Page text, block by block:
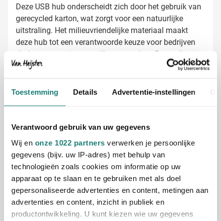
Toestemming Details Advertentie-instellingen
Verantwoord gebruik van uw gegevens
Wij en onze 1022 partners verwerken je persoonlijke
gegevens (bijv. uw IP-adres) met behulp van
technologieën zoals cookies om informatie op uw
apparaat op te slaan en te gebruiken met als doel
gepersonaliseerde advertenties en content, metingen aan
advertenties en content, inzicht in publiek en
productontwikkeling. U kunt kiezen wie uw gegevens
Deze USB hub onderscheidt zich door het gebruik van
gerecycled karton, wat zorgt voor een natuurlijke
uitstraling. Het milieuvriendelijke materiaal maakt
deze hub tot een verantwoorde keuze voor bedrijven
die hun groene imago willen versterken. Bovendien is
elke hub individueel verpakt in een stijlvol kraft
geschenkverpakking maakt.
Bij Van Heijster Relatiegeschenken zorgen we voor een
opvallende bedrukking van jouw USB hub. Je kunt
Bedrukking met je bedrijfslogo in één of meerdere
Toevoegen van een slogan of boodschap
Full color bedrukking voor maximale impact
Gratis digitaal voorbeeld van je bedrukte
USB Hub
Benieuwd hoe jouw logo eruit ziet op deze USB Hub